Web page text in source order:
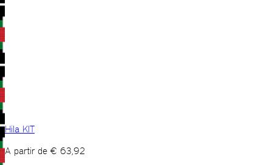
Hila KIT
A partir de € 63,92